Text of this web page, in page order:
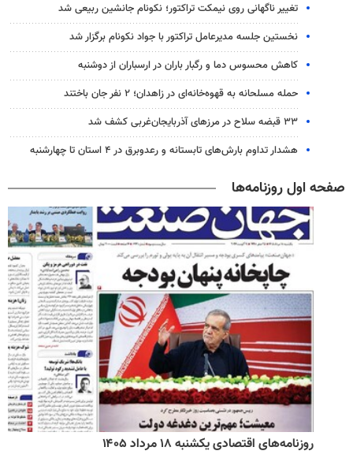
تغییر ناگهانی روی نیمکت تراکتور؛ نکونام جانشین ربیعی شد
نخستین جلسه مدیرعامل تراکتور با جواد نکونام برگزار شد
کاهش محسوس دما و رگبار باران در ارسباران از دوشنبه
حمله مسلحانه به قهوه‌خانه‌ای در زاهدان؛ ۲ نفر جان باختند
۳۳ قبضه سلاح در مرزهای آذربایجان‌غربی کشف شد
هشدار تداوم بارش‌های تابستانه و رعدوبرق در ۴ استان تا چهارشنبه
صفحه اول روزنامه‌ها
روزنامه‌های اقتصادی یکشنبه ۱۸ مرداد ۱۴۰۵